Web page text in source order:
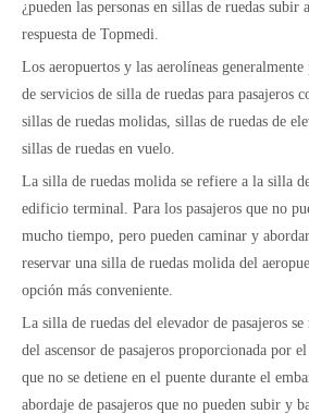
¿pueden las personas en sillas de ruedas
respuesta de Topmedi.
Los aeropuertos y las aerolíneas
de servicios de silla de ruedas para pasajeros
sillas de ruedas molidas, sillas de ruedas de
sillas de ruedas en vuelo.
La silla de ruedas molida se refiere a la silla
edificio terminal. Para los pasajeros que no
mucho tiempo, pero pueden caminar y
reservar una silla de ruedas molida del
opción más conveniente.
La silla de ruedas del elevador de pasajeros
del ascensor de pasajeros proporcionada por
que no se detiene en el puente durante el
abordaje de pasajeros que no pueden subir y